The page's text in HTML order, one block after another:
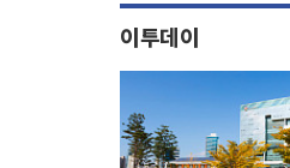
이투데이